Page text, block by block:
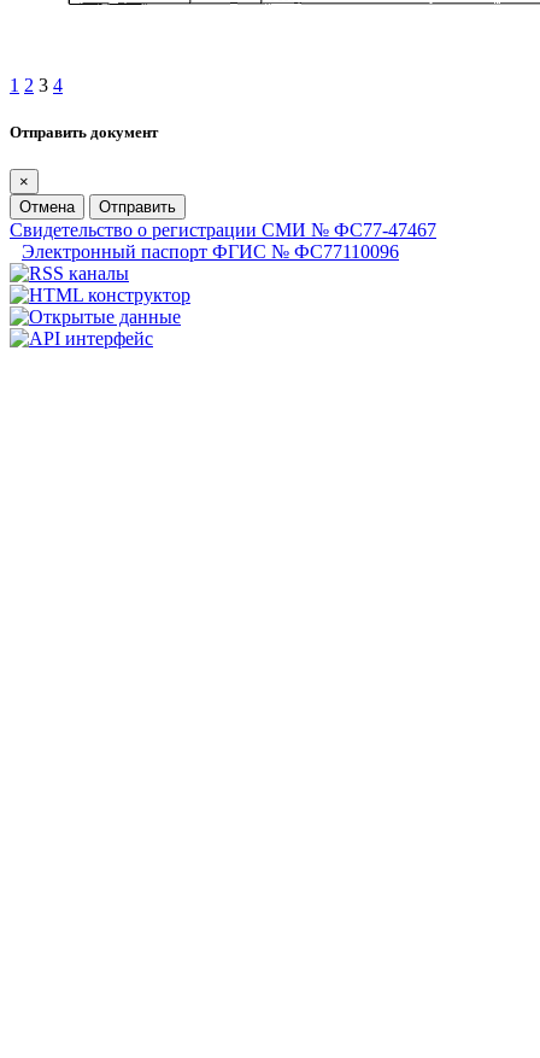
1 2 3 4
Отправить документ
×
Отмена
Отправить
Свидетельство о регистрации СМИ № ФС77-47467
Электронный паспорт ФГИС № ФС77110096